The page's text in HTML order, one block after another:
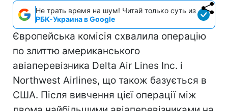
Не трать время на шум! Читай только суть из
РБК-Украина в Google
Європейська комісія схвалила операцію
по злиттю американського
авіаперевізника Delta Air Lines Inc. і
Northwest Airlines, що також базується в
США. Після вивчення цієї операції між